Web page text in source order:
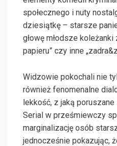
społecznego i nuty
dziesiątkę – starsze
głowę młodsze
papieru” czy inne
Widzowie pokochali nie
również fenomenalne
lekkość, z jaką
Serial w prześmiewczy
marginalizację osób
jednocześnie pokazując,